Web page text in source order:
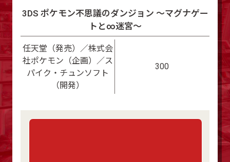
3DS ポケモン不思議のダンジョン ～マグナゲー
トと∞迷宮～
任天堂（発売）／株式会
社ポケモン（企画）／ス
パイク・チュンソフト
（開発）
300